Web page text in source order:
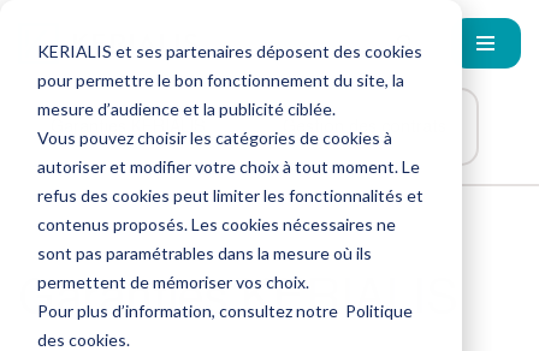
KERIALIS et ses partenaires déposent des cookies
pour permettre le bon fonctionnement du site, la
mesure d’audience et la publicité ciblée.
Vous pouvez choisir les catégories de cookies à
autoriser et modifier votre choix à tout moment. Le
refus des cookies peut limiter les fonctionnalités et
contenus proposés. Les cookies nécessaires ne
sont pas paramétrables dans la mesure où ils
permettent de mémoriser vos choix.
Pour plus d’information, consultez notre Politique
des cookies.
Garanties KERIALIS Gestion des contrats
Garanties KERIALIS